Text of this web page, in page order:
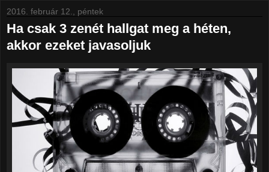
2016. február 12., péntek
Ha csak 3 zenét hallgat meg a héten,
akkor ezeket javasoljuk